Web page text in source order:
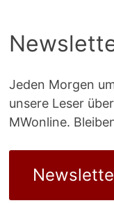
Jeden Morgen
unsere Leser
MWonline.